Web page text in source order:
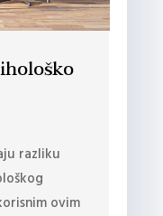
razliku
ovim